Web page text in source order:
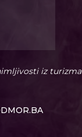
iz turizma